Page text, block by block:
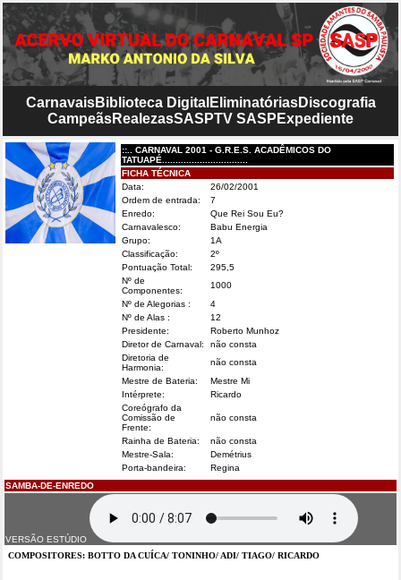
CarnavaisBiblioteca Digital EliminatóriasDiscografia
CampeãsRealezasSASPTV SASP Expediente
::.. CARNAVAL 2001 - G.R.E.S. ACADÊMICOS DO
TATUAPÉ................................
FICHA TÉCNICA
Data:
26/02/2001
Ordem de entrada:
7
Enredo:
Que Rei Sou Eu?
Carnavalesco:
Babu Energia
Grupo:
1A
Classificação:
2º
Pontuação Total:
295,5
Nº de
Componentes:
1000
Nº de Alegorias :
4
Nº de Alas :
12
Presidente:
Roberto Munhoz
Diretor de Carnaval:
não consta
Diretoria de
Harmonia:
não consta
Mestre de Bateria:
Mestre Mi
Intérprete:
Ricardo
Coreógrafo da
Comissão de
Frente:
não consta
Rainha de Bateria:
não consta
Mestre-Sala:
Demétrius
Porta-bandeira:
Regina
SAMBA-DE-ENREDO
VERSÃO ESTÚDIO
COMPOSITORES: BOTTO DA CUÍCA/ TONINHO/ ADI/ TIAGO/ RICARDO